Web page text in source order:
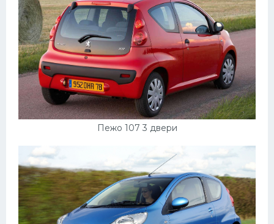
Пежо 107 3 двери